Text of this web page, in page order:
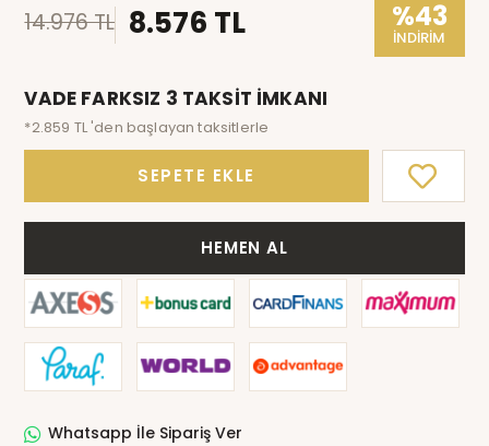
14.976 TL 8.576 TL %43
İNDİRİM
VADE FARKSIZ 3 TAKSİT İMKANI
*2.859 TL 'den başlayan taksitlerle
SEPETE EKLE
HEMEN AL
Whatsapp İle Sipariş Ver